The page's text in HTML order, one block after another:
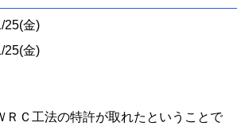
25(金)
25(金)
Ｃ工法の特許が取れたということで